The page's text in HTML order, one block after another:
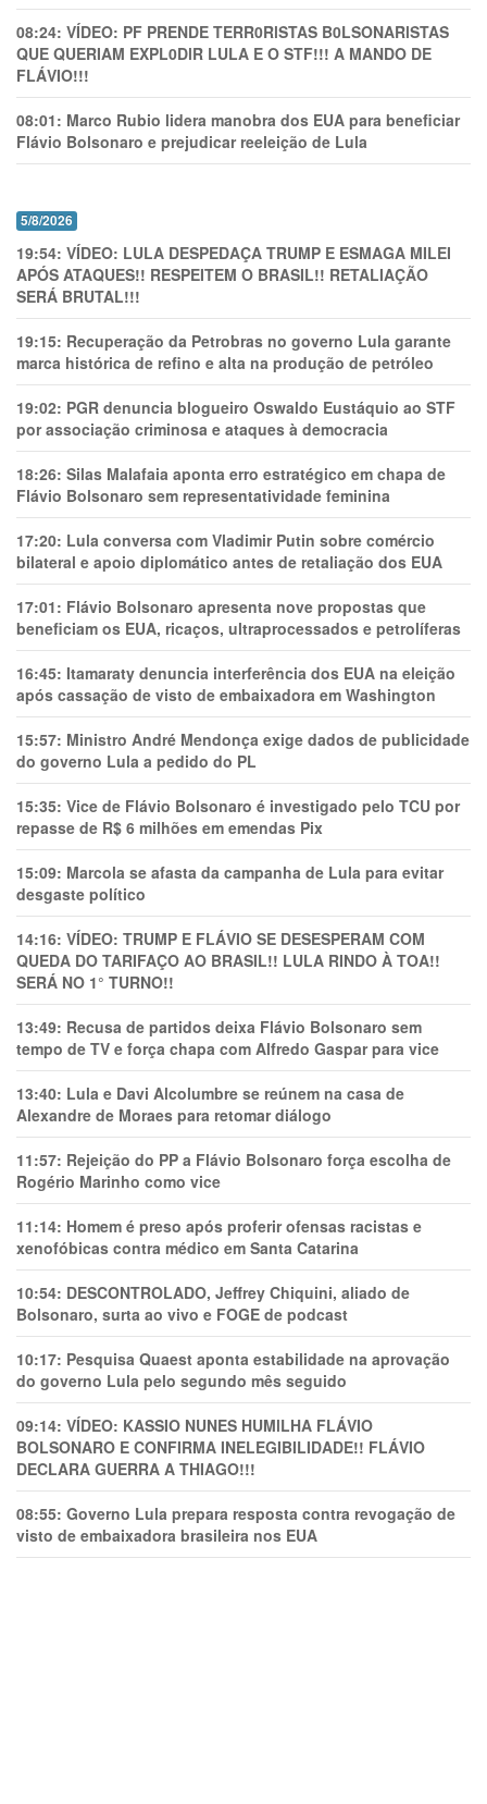
08:24: VÍDEO: PF PRENDE TERR0RlSTAS B0LSONARlSTAS
QUE QUERIAM EXPL0DlR LULA E O STF!!! A MANDO DE
FLÁVIO!!!
08:01: Marco Rubio lidera manobra dos EUA para beneficiar
Flávio Bolsonaro e prejudicar reeleição de Lula
5/8/2026
19:54: VÍDEO: LULA DESPEDAÇA TRUMP E ESMAGA MILEI
APÓS ATAQUES!! RESPEITEM O BRASIL!! RETALIAÇÃO
SERÁ BRUTAL!!!
19:15: Recuperação da Petrobras no governo Lula garante
marca histórica de refino e alta na produção de petróleo
19:02: PGR denuncia blogueiro Oswaldo Eustáquio ao STF
por associação criminosa e ataques à democracia
18:26: Silas Malafaia aponta erro estratégico em chapa de
Flávio Bolsonaro sem representatividade feminina
17:20: Lula conversa com Vladimir Putin sobre comércio
bilateral e apoio diplomático antes de retaliação dos EUA
17:01: Flávio Bolsonaro apresenta nove propostas que
beneficiam os EUA, ricaços, ultraprocessados e petrolíferas
16:45: Itamaraty denuncia interferência dos EUA na eleição
após cassação de visto de embaixadora em Washington
15:57: Ministro André Mendonça exige dados de publicidade
do governo Lula a pedido do PL
15:35: Vice de Flávio Bolsonaro é investigado pelo TCU por
repasse de R$ 6 milhões em emendas Pix
15:09: Marcola se afasta da campanha de Lula para evitar
desgaste político
14:16: VÍDEO: TRUMP E FLÁVIO SE DESESPERAM COM
QUEDA DO TARIFAÇO AO BRASIL!! LULA RINDO À TOA!!
SERÁ NO 1° TURNO!!
13:49: Recusa de partidos deixa Flávio Bolsonaro sem
tempo de TV e força chapa com Alfredo Gaspar para vice
13:40: Lula e Davi Alcolumbre se reúnem na casa de
Alexandre de Moraes para retomar diálogo
11:57: Rejeição do PP a Flávio Bolsonaro força escolha de
Rogério Marinho como vice
11:14: Homem é preso após proferir ofensas racistas e
xenofóbicas contra médico em Santa Catarina
10:54: DESCONTROLADO, Jeffrey Chiquini, aliado de
Bolsonaro, surta ao vivo e FOGE de podcast
10:17: Pesquisa Quaest aponta estabilidade na aprovação
do governo Lula pelo segundo mês seguido
09:14: VÍDEO: KASSIO NUNES HUMlLHA FLÁVIO
BOLSONARO E CONFIRMA INELEGIBILIDADE!! FLÁVIO
DECLARA GUERRA A THIAGO!!!
08:55: Governo Lula prepara resposta contra revogação de
visto de embaixadora brasileira nos EUA